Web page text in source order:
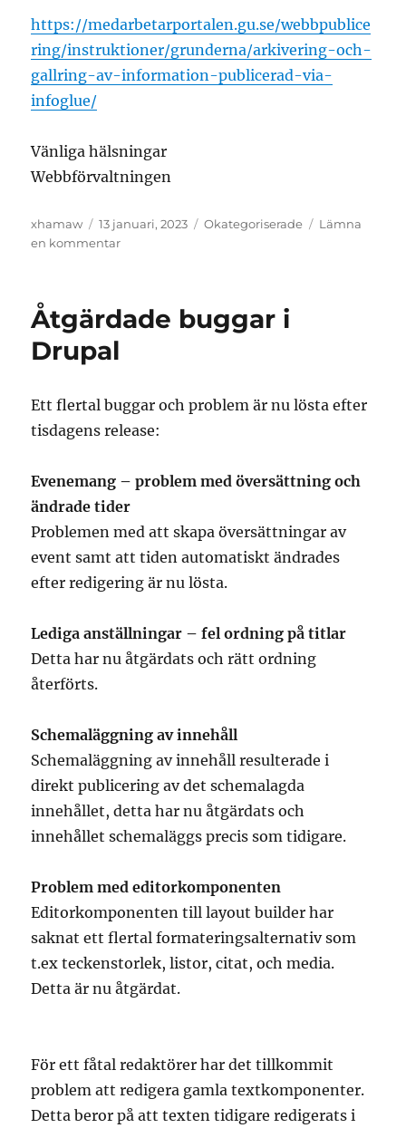
https://medarbetarportalen.gu.se/webbpublice
ring/instruktioner/grunderna/arkivering-och-
gallring-av-information-publicerad-via-
infoglue/
Vänliga hälsningar
Webbförvaltningen
Författare
xhamaw Postat
13 januari, 2023 Kategorier
Okategoriserade
Lämna
en kommentartill
information
Åtgärdade buggar i
Drupal
Ett flertal buggar och problem är nu lösta efter
tisdagens release:
Evenemang – problem med översättning och
ändrade tider
Problemen med att skapa översättningar av
event samt att tiden automatiskt ändrades
efter redigering är nu lösta.
Lediga anställningar – fel ordning på titlar
Detta har nu åtgärdats och rätt ordning
återförts.
Schemaläggning av innehåll
Schemaläggning av innehåll resulterade i
direkt publicering av det schemalagda
innehållet, detta har nu åtgärdats och
innehållet schemaläggs precis som tidigare.
Problem med editorkomponenten
Editorkomponenten till layout builder har
saknat ett flertal formateringsalternativ som
t.ex teckenstorlek, listor, citat, och media.
Detta är nu åtgärdat.
För ett fåtal redaktörer har det tillkommit
problem att redigera gamla textkomponenter.
Detta beror på att texten tidigare redigerats i